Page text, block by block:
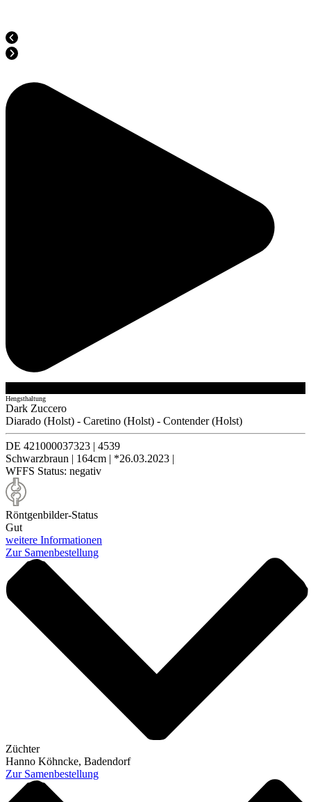
Hengsthaltung
Dark Zuccero
Diarado (Holst) - Caretino (Holst) - Contender (Holst)
DE 421000037323 | 4539
Schwarzbraun | 164cm | *26.03.2023 |
WFFS Status: negativ
Röntgenbilder-Status
Gut
weitere Informationen
Zur Samenbestellung
Züchter
Hanno Köhncke, Badendorf
Zur Samenbestellung